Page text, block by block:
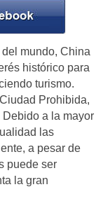
mundo, China
histórico para
turismo.
Prohibida,
Debido a la mayor
las
a pesar de
puede ser
la gran